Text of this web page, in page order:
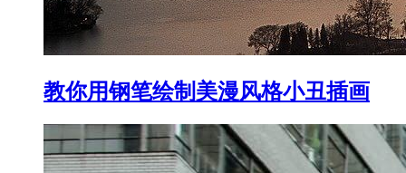
教你用钢笔绘制美漫风格小丑插画